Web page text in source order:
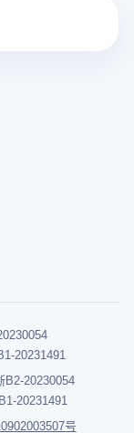
20231491
20230054
20231491
号